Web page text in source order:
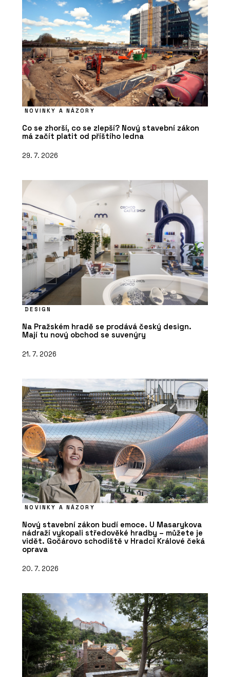
NOVINKY A NÁZORY
Co se zhorší, co se zlepší? Nový stavební zákon
má začít platit od příštího ledna
29. 7. 2026
DESIGN
Na Pražském hradě se prodává český design.
Mají tu nový obchod se suvenýry
21. 7. 2026
NOVINKY A NÁZORY
Nový stavební zákon budí emoce. U Masarykova
nádraží vykopali středověké hradby – můžete je
vidět. Gočárovo schodiště v Hradci Králové čeká
oprava
20. 7. 2026